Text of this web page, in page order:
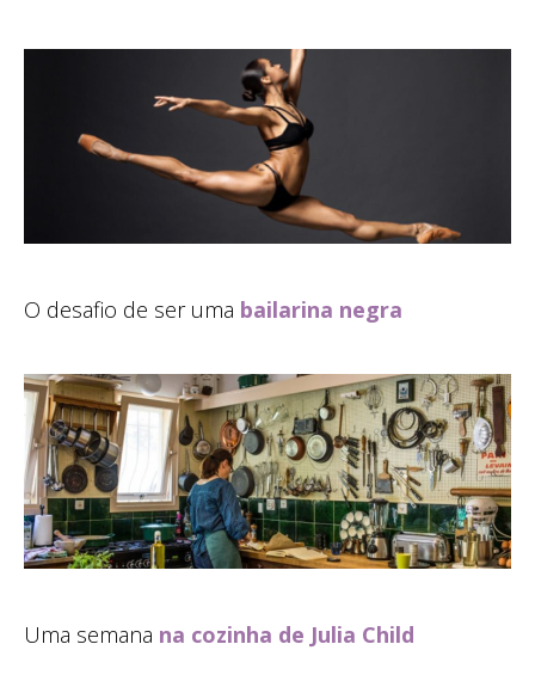
O desafio de ser uma bailarina negra
Uma semana na cozinha de Julia Child